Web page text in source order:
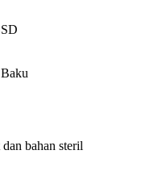
bahan steril